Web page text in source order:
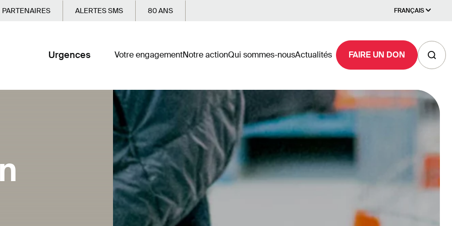
PARTENAIRES ALERTES SMS 80 ANS FRANÇAIS
Urgences Votre engagementNotre actionQui sommes-nousActualités FAIRE UN DON